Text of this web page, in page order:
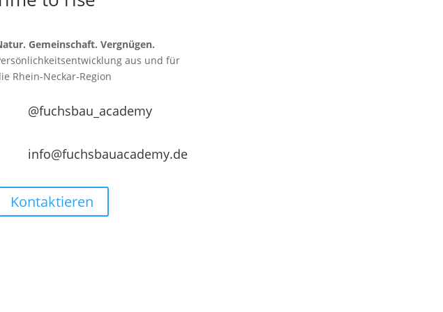
Gemeinschaft. Vergnügen.
aus und für
Rhein-Neckar-Region
@fuchsbau_academy
info@fuchsbauacademy.de
Kontaktieren